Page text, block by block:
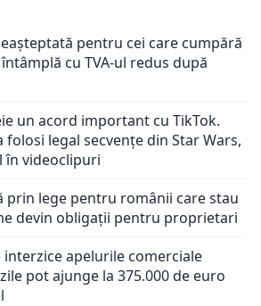
pentru cei care cumpără
cu TVA-ul redus după
un acord important cu TikTok.
legal secvențe din Star Wars,
în videoclipuri
prin lege pentru românii care stau
devin obligații pentru proprietari
interzice apelurile comerciale
pot ajunge la 375.000 de euro